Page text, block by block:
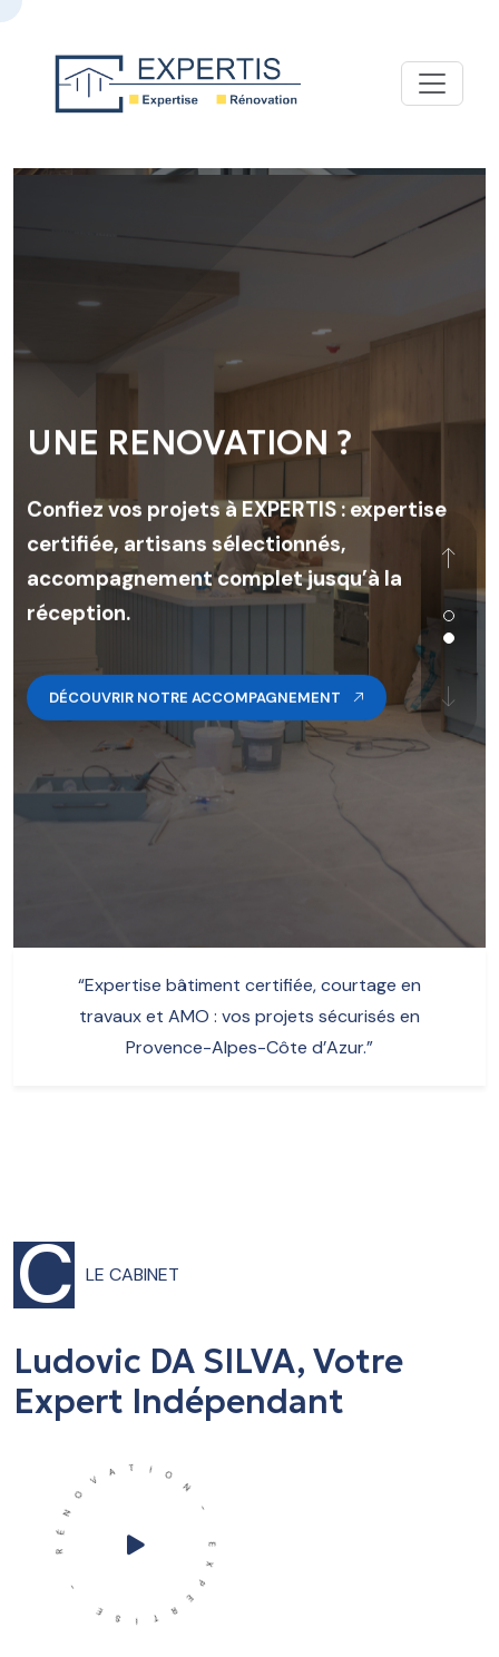
UNE RENOVATION ?
Confiez vos projets à EXPERTIS : expertise
certifiée, artisans sélectionnés,
accompagnement complet jusqu’à la
réception.
DÉCOUVRIR NOTRE ACCOMPAGNEMENT
“Expertise bâtiment certifiée, courtage en
travaux et AMO : vos projets sécurisés en
Provence-Alpes-Côte d’Azur.”
C LE CABINET
Ludovic DA SILVA, Votre
Expert Indépendant
- EXPERTISE - RÉNOVATION